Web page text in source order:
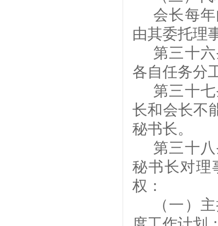
会长每
由其委托理
第三十六
各自任务分
第三十七
长和会长不
秘书长。
第三十八
秘书长对理
权：
（一）